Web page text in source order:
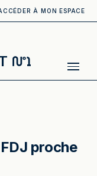
À MON ESPACE
N°1
proche